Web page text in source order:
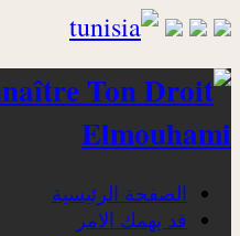
Elmouhami
الصفحة الرئيسية
قد يهمك الامر